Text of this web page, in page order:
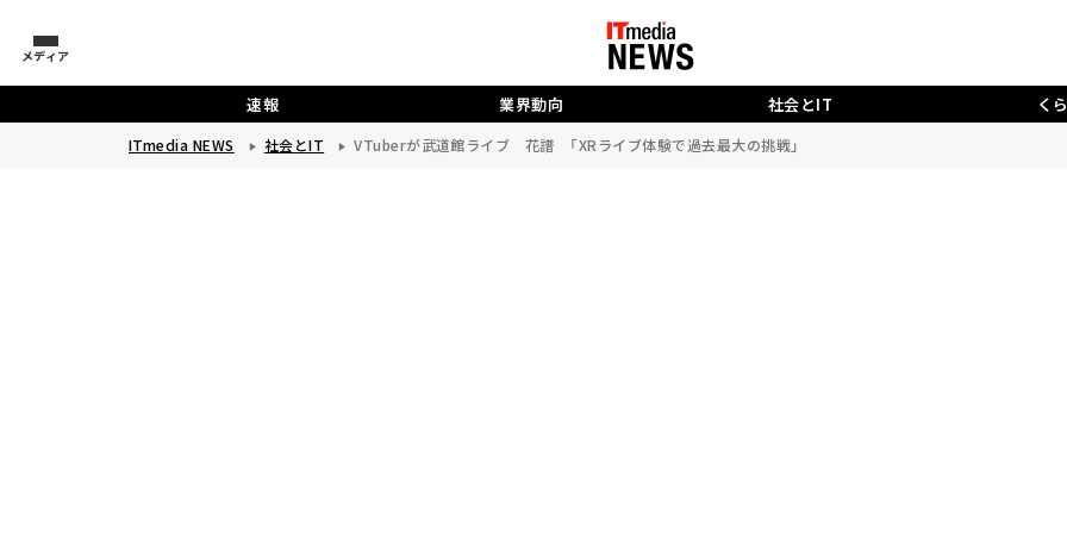
メディア
速報 業界動向 社会とIT く
ITmedia NEWS 社会とIT VTuberが武道館ライブ 花譜 「XRライブ体験で過去最大の挑戦」